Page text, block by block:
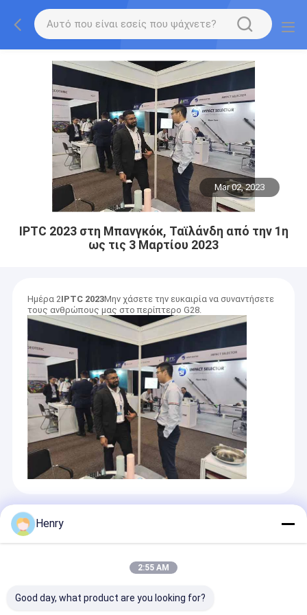
Mar 02, 2023
IPTC 2023 στη Μπανγκόκ, Ταϊλάνδη από την 1η
ως τις 3 Μαρτίου 2023
Ημέρα 2IPTC 2023Μην χάσετε την ευκαιρία να συναντήσετε
τους ανθρώπους μας στο περίπτερο G28.
Recommended Products
Henry
2:55 AM
Good day, what product are you looking for?